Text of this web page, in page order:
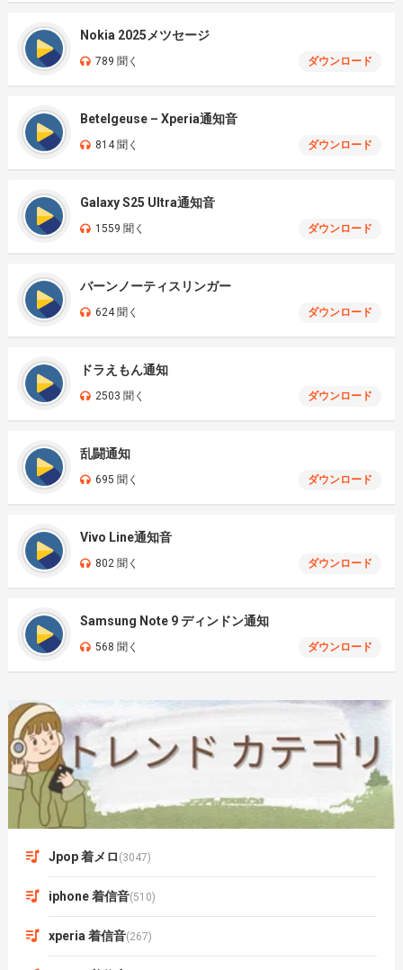
Nokia 2025メツセージ
789 聞く ダウンロード
Betelgeuse – Xperia通知音
814 聞く ダウンロード
Galaxy S25 Ultra通知音
1559 聞く ダウンロード
バーンノーティスリンガー
624 聞く ダウンロード
ドラえもん通知
2503 聞く ダウンロード
乱闘通知
695 聞く ダウンロード
Vivo Line通知音
802 聞く ダウンロード
Samsung Note 9 ディンドン通知
568 聞く ダウンロード
Jpop 着メロ (3047)
iphone 着信音(510)
xperia 着信音(267)